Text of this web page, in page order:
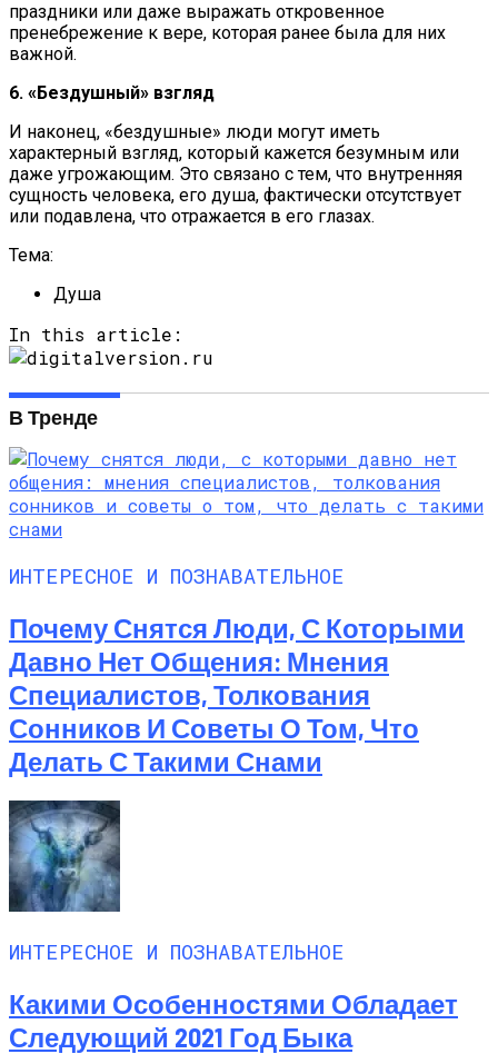
праздники или даже выражать откровенное
пренебрежение к вере, которая ранее была для них
важной.
6. «Бездушный» взгляд
И наконец, «бездушные» люди могут иметь
характерный взгляд, который кажется безумным или
даже угрожающим. Это связано с тем, что внутренняя
сущность человека, его душа, фактически отсутствует
или подавлена, что отражается в его глазах.
Тема:
Душа
In this article:
В Тренде
ИНТЕРЕСНОЕ И ПОЗНАВАТЕЛЬНОЕ
Почему Снятся Люди, С Которыми
Давно Нет Общения: Мнения
Специалистов, Толкования
Сонников И Советы О Том, Что
Делать С Такими Снами
ИНТЕРЕСНОЕ И ПОЗНАВАТЕЛЬНОЕ
Какими Особенностями Обладает
Следующий 2021 Год Быка